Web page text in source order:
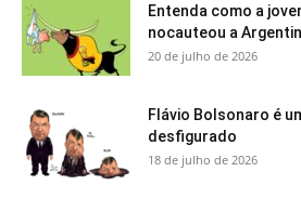
Entenda como a
nocauteou a
20 de julho de 2026
Flávio Bolsonaro é
desfigurado
18 de julho de 2026